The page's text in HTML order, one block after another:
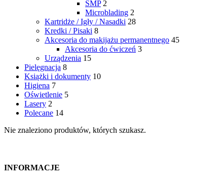
SMP 2
Microblading 2
Kartridże / Igły / Nasadki 28
Kredki / Pisaki 8
Akcesoria do makijażu permanentnego 45
Akcesoria do ćwiczeń 3
Urządzenia 15
Pielęgnacja 8
Książki i dokumenty 10
Higiena 7
Oświetlenie 5
Lasery 2
Polecane 14
Nie znaleziono produktów, których szukasz.
INFORMACJE